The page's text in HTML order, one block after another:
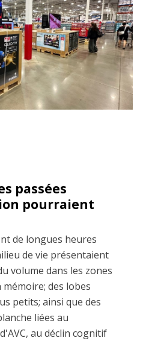
passées
pourraient
de longues heures
de vie présentaient
volume dans les zones
des lobes
petits; ainsi que des
liées au
au déclin cognitif